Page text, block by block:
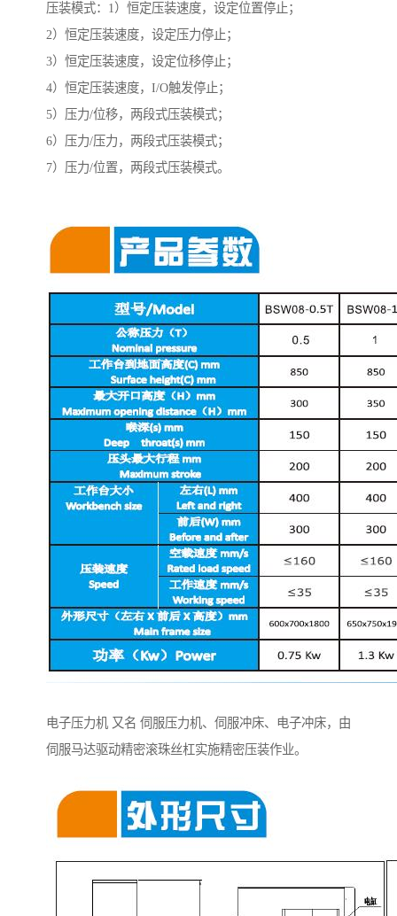
压装模式：1）恒定压装速度，设定位置停止；
2）恒定压装速度，设定压力停止；
3）恒定压装速度，设定位移停止；
4）恒定压装速度，I/O触发停止；
5）压力/位移，两段式压装模式；
6）压力/压力，两段式压装模式；
7）压力/位置，两段式压装模式。
电子压力机 又名 伺服压力机、伺服冲床、电子冲床，由
伺服马达驱动精密滚珠丝杠实施精密压装作业。